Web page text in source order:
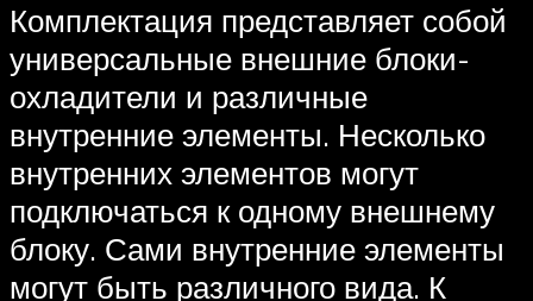
Комплектация представляет собой
универсальные внешние блоки-
охладители и различные
внутренние элементы. Несколько
внутренних элементов могут
подключаться к одному внешнему
блоку. Сами внутренние элементы
могут быть различного вида. К